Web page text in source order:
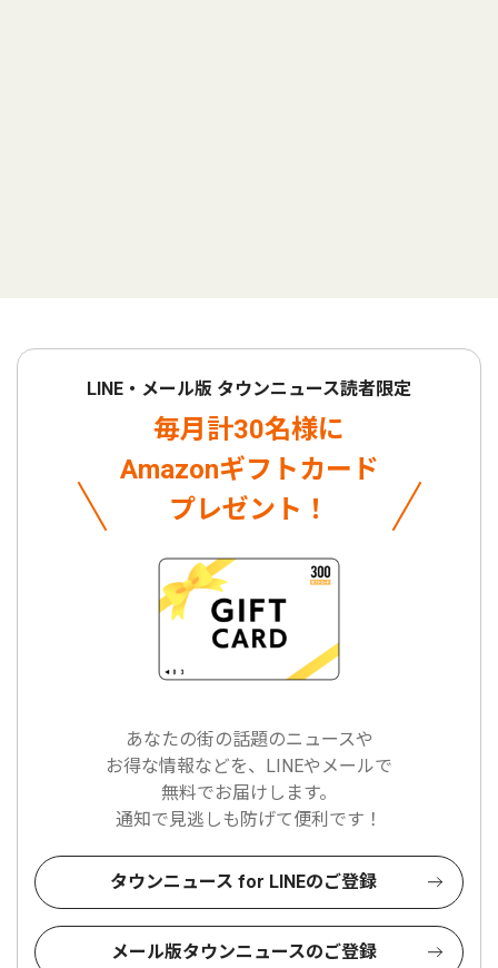
LINE・メール版 タウンニュース読者限定
毎月計30名様に
Amazonギフトカード
プレゼント！
あなたの街の話題のニュースや
お得な情報などを、LINEやメールで
無料でお届けします。
通知で見逃しも防げて便利です！
タウンニュース for LINEのご登録
メール版タウンニュースのご登録